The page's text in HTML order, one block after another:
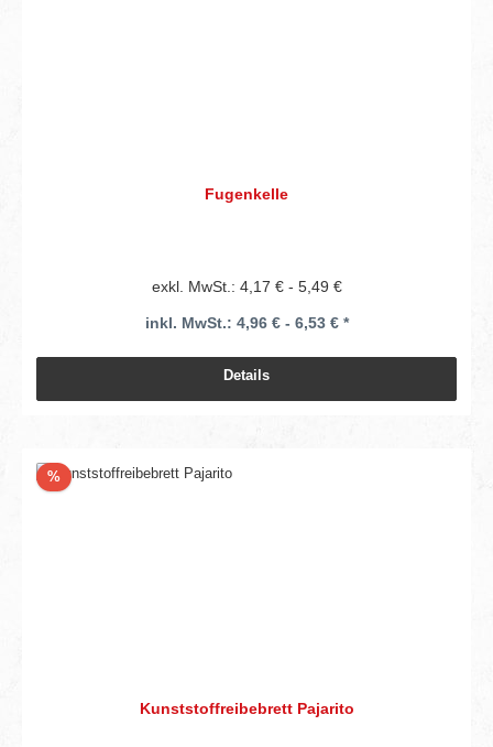
Fugenkelle
exkl. MwSt.: 4,17 € - 5,49 €
inkl. MwSt.: 4,96 € - 6,53 € *
Details
%Rabatt
Kunststoffreibebrett Pajarito